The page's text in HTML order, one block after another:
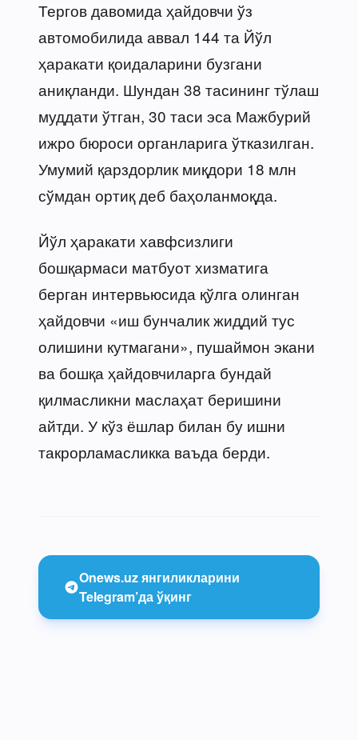
Тергов давомида ҳайдовчи ўз
автомобилида аввал 144 та Йўл
ҳаракати қоидаларини бузгани
аниқланди. Шундан 38 тасининг тўлаш
муддати ўтган, 30 таси эса Мажбурий
ижро бюроси органларига ўтказилган.
Умумий қарздорлик миқдори 18 млн
сўмдан ортиқ деб баҳоланмоқда.
Йўл ҳаракати хавфсизлиги
бошқармаси матбуот хизматига
берган интервьюсида қўлга олинган
ҳайдовчи «иш бунчалик жиддий тус
олишини кутмагани», пушаймон экани
ва бошқа ҳайдовчиларга бундай
қилмасликни маслаҳат беришини
айтди. У кўз ёшлар билан бу ишни
такрорламасликка ваъда берди.
Onews.uz янгиликларини
Telegram’да ўқинг